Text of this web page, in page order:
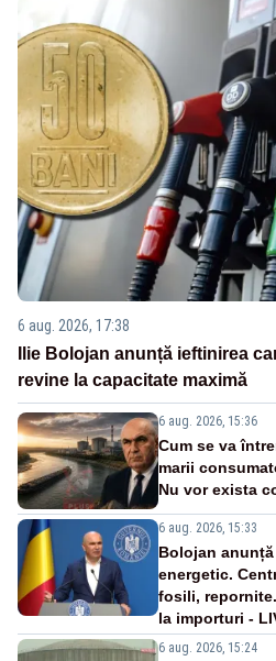
6 aug. 2026, 17:38
Ilie Bolojan anunță ieftinirea
revine la capacitate maximă
6 aug. 2026, 15:36
Cum se va
marii
Nu vor exista
6 aug. 2026, 15:33
Bolojan
energetic.
fosili,
la importuri -
6 aug. 2026, 15:24